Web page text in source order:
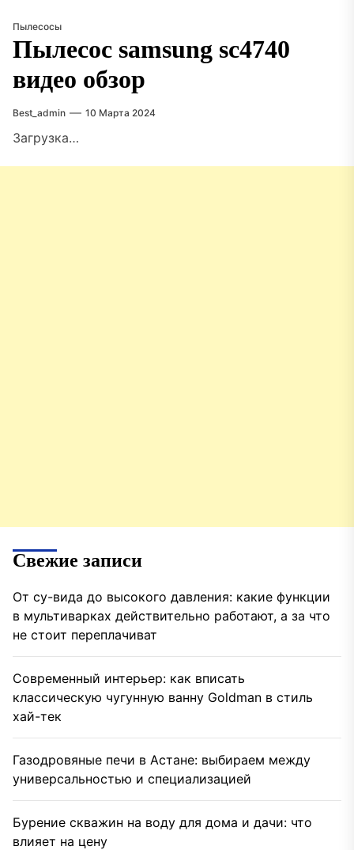
Пылесосы
Пылесос samsung sc4740
видео обзор
Best_admin 10 Марта 2024
Загрузка…
Свежие записи
От су-вида до высокого давления: какие функции
в мультиварках действительно работают, а за что
не стоит переплачиват
Современный интерьер: как вписать
классическую чугунную ванну Goldman в стиль
хай-тек
Газодровяные печи в Астане: выбираем между
универсальностью и специализацией
Бурение скважин на воду для дома и дачи: что
влияет на цену